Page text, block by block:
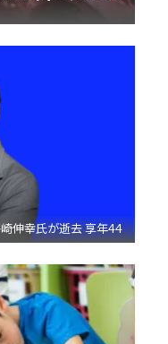
伸幸氏が逝去 享年44